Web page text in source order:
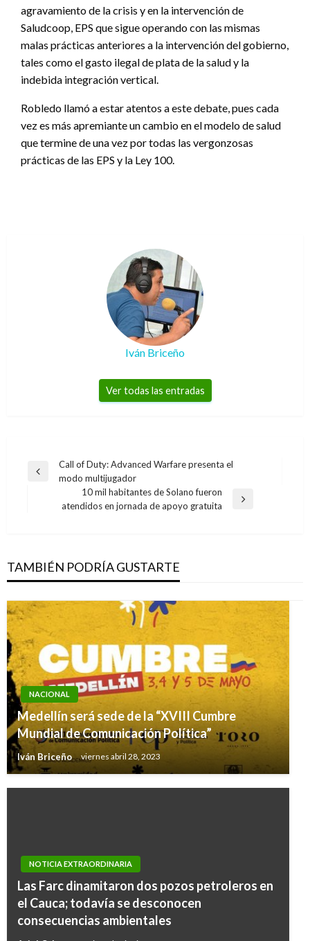
agravamiento de la crisis y en la intervención de
Saludcoop, EPS que sigue operando con las mismas
malas prácticas anteriores a la intervención del gobierno,
tales como el gasto ilegal de plata de la salud y la
indebida integración vertical.
Robledo llamó a estar atentos a este debate, pues cada
vez es más apremiante un cambio en el modelo de salud
que termine de una vez por todas las vergonzosas
prácticas de las EPS y la Ley 100.
Iván Briceño
Ver todas las entradas
Navegación
entradas
Entrada
Call of Duty: Advanced Warfare presenta el
modo multijugador
Entrada
10 mil habitantes de Solano fueron
atendidos en jornada de apoyo gratuita
TAMBIÉN PODRÍA GUSTARTE
NACIONAL
Medellín será sede de la “XVIII Cumbre
Mundial de Comunicación Política”
Iván Briceño viernes abril 28, 2023
NOTICIA EXTRAORDINARIA
Las Farc dinamitaron dos pozos petroleros en
el Cauca; todavía se desconocen
consecuencias ambientales
Procurador pide al gobierno fijar líneas
límitantes del mar territorial colombiano en el